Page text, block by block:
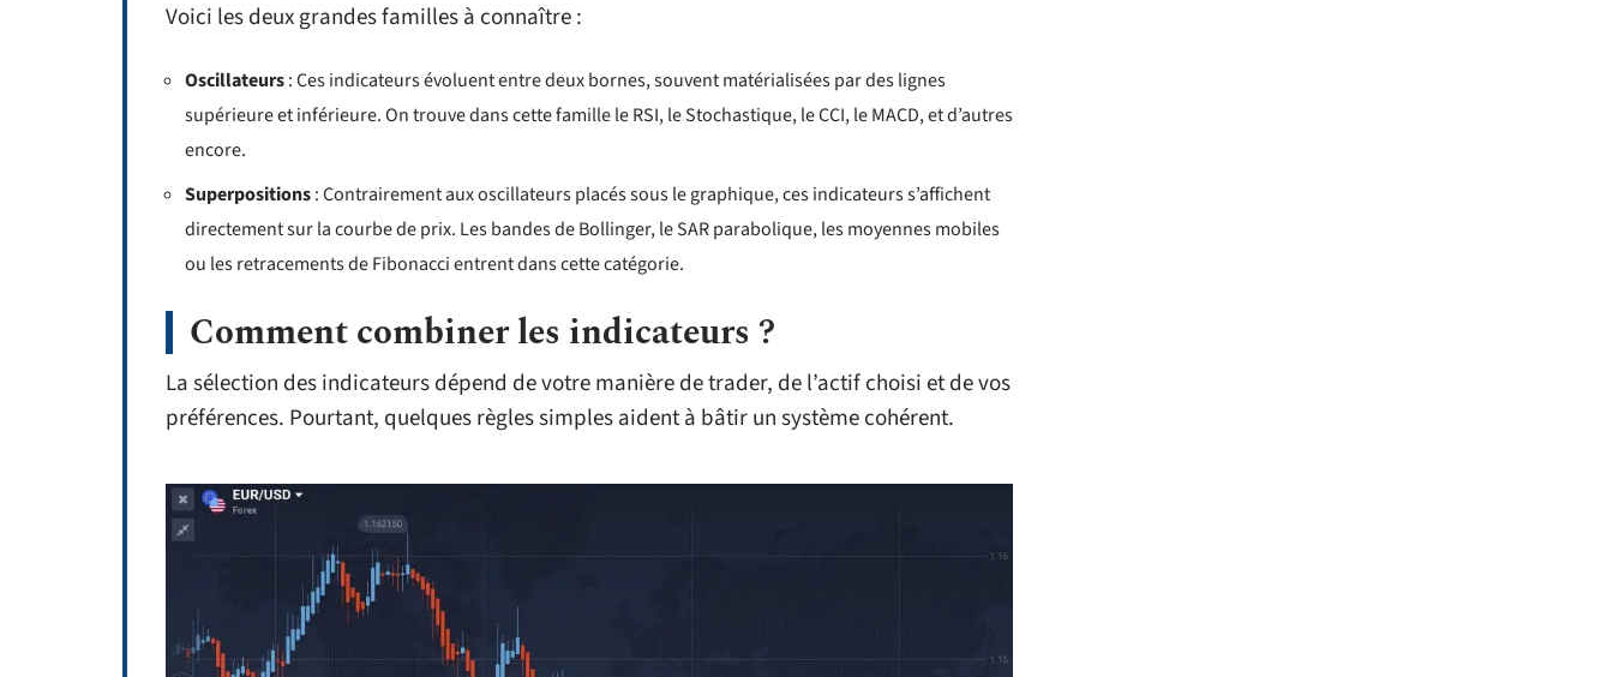
Voici les deux grandes familles à connaître :
Oscillateurs: Ces indicateurs évoluent entre deux bornes, souvent matérialisées par des lignes
supérieure et inférieure. On trouve dans cette famille le RSI, le Stochastique, le CCI, le MACD, et d’autres
encore.
Superpositions: Contrairement aux oscillateurs placés sous le graphique, ces indicateurs s’affichent
directement sur la courbe de prix. Les bandes de Bollinger, le SAR parabolique, les moyennes mobiles
ou les retracements de Fibonacci entrent dans cette catégorie.
Comment combiner les indicateurs ?
La sélection des indicateurs dépend de votre manière de trader, de l’actif choisi et de vos
préférences. Pourtant, quelques règles simples aident à bâtir un système cohérent.